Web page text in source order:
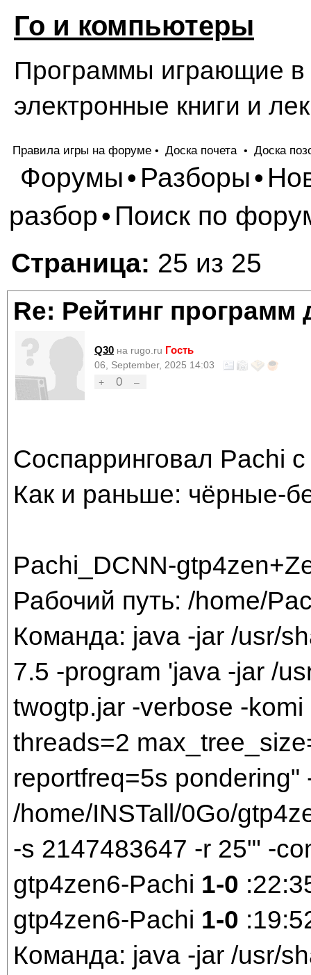
Го и компьютеры
Программы играющие в
электронные книги и
Правила игры на форуме • Доска почета • Доска
Форумы• Разборы•
разбор• Поиск по
Страница: 25 из 25
Re: Рейтинг программ
Q30 на rugo.ru Гость
06, September, 2025 14:03
+
0 –
Соспарринговал Pachi
Как и раньше: чёрные-
Pachi_DCNN-
Рабочий путь: /home/
Команда: java -jar /usr/
7.5 -program 'java -jar /
twogtp.jar -verbose -
threads=2
reportfreq=5s pondering"
/home/INSTall/0Go/
-s 2147483647 -r 25"' -
gtp4zen6-Pachi 1-0
gtp4zen6-Pachi 1-0
Команда: java -jar /usr/